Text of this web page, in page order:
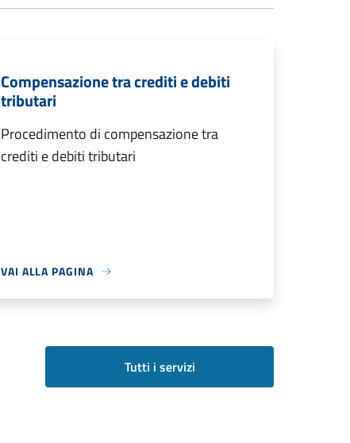
Compensazione tra crediti e debiti
tributari
Procedimento di compensazione tra
crediti e debiti tributari
VAI ALLA PAGINA
Tutti i servizi